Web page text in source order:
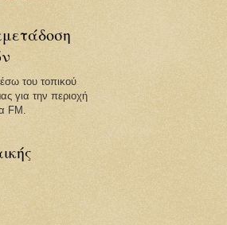
του τοπικού
για την περιοχή
FM.